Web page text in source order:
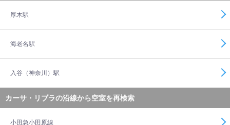
厚木駅
海老名駅
入谷（神奈川）駅
カーサ・リブラの沿線から空室を再検索
小田急小田原線